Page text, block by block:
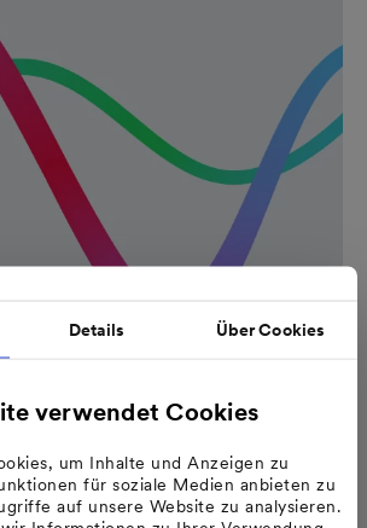
Details Über Cookies
verwendet Cookies
um Inhalte und Anzeigen zu
für soziale Medien anbieten zu
auf unsere Website zu analysieren.
(ISIN: DE000A0H52F5; WKN:
October 2025 – 31 December